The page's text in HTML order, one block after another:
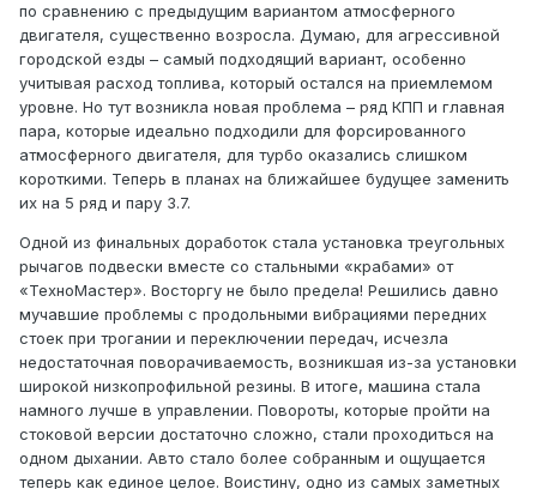
по сравнению с предыдущим вариантом атмосферного
двигателя, существенно возросла. Думаю, для агрессивной
городской езды – самый подходящий вариант, особенно
учитывая расход топлива, который остался на приемлемом
уровне. Но тут возникла новая проблема – ряд КПП и главная
пара, которые идеально подходили для форсированного
атмосферного двигателя, для турбо оказались слишком
короткими. Теперь в планах на ближайшее будущее заменить
их на 5 ряд и пару 3.7.
Одной из финальных доработок стала установка треугольных
рычагов подвески вместе со стальными «крабами» от
«ТехноМастер». Восторгу не было предела! Решились давно
мучавшие проблемы с продольными вибрациями передних
стоек при трогании и переключении передач, исчезла
недостаточная поворачиваемость, возникшая из-за установки
широкой низкопрофильной резины. В итоге, машина стала
намного лучше в управлении. Повороты, которые пройти на
стоковой версии достаточно сложно, стали проходиться на
одном дыхании. Авто стало более собранным и ощущается
теперь как единое целое. Воистину, одно из самых заметных